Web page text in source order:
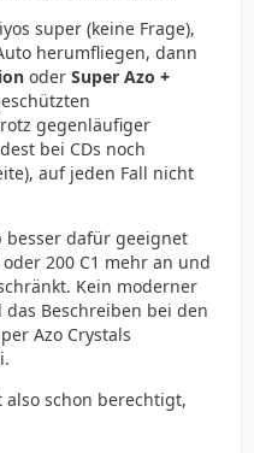
super (keine Frage),
herumfliegen, dann
oder Super Azo +
gegenläufiger
bei CDs noch
auf jeden Fall nicht
besser dafür geeignet
200 C1 mehr an und
Kein moderner
Beschreiben bei den
Azo Crystals
also schon berechtigt,